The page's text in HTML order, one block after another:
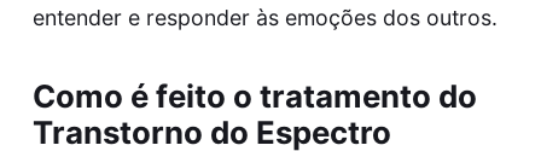
entender e responder às emoções dos outros.
Como é feito o tratamento do
Transtorno do Espectro